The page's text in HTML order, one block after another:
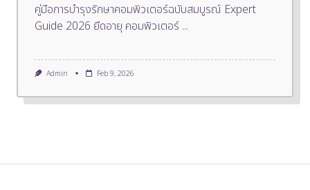
คู่มือการบำรุงรักษาคอมพิวเตอร์ฉบับสมบูรณ์ Expert
Guide 2026 ยืดอายุ คอมพิวเตอร์ ...
Admin Feb 9, 2026